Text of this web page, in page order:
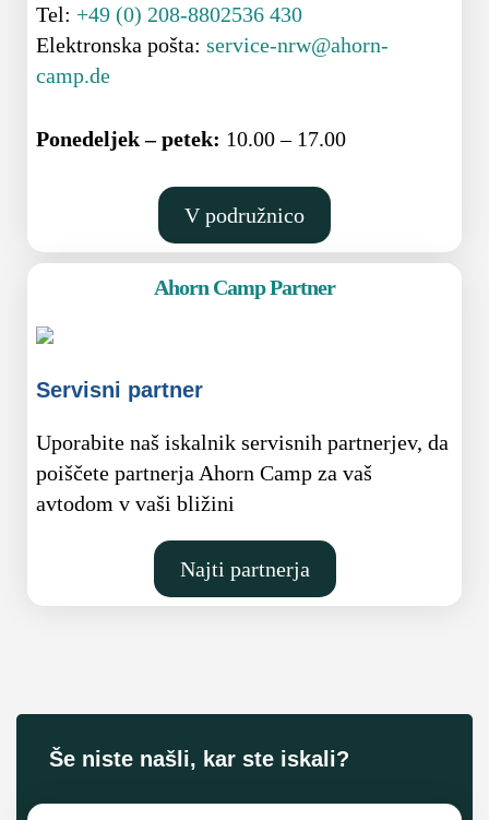
Tel: +49 (0) 208-8802536 430
Elektronska pošta: service-nrw@ahorn-
camp.de
Ponedeljek – petek: 10.00 – 17.00
V podružnico
Ahorn Camp Partner
Servisni partner
Uporabite naš iskalnik servisnih partnerjev, da
poiščete partnerja Ahorn Camp za vaš
avtodom v vaši bližini
Najti partnerja
Še niste našli, kar ste iskali?